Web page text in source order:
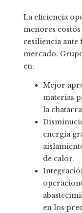
La eficiencia
menores
resiliencia ante
mercado.
en:
Mejor
materias
la
energía
de calor.
en los